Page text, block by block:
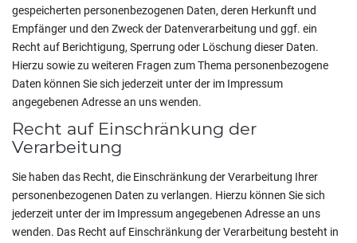
gespeicherten personenbezogenen Daten, deren Herkunft und
Empfänger und den Zweck der Datenverarbeitung und ggf. ein
Recht auf Berichtigung, Sperrung oder Löschung dieser Daten.
Hierzu sowie zu weiteren Fragen zum Thema personenbezogene
Daten können Sie sich jederzeit unter der im Impressum
angegebenen Adresse an uns wenden.
Recht auf Einschränkung der
Verarbeitung
Sie haben das Recht, die Einschränkung der Verarbeitung Ihrer
personenbezogenen Daten zu verlangen. Hierzu können Sie sich
jederzeit unter der im Impressum angegebenen Adresse an uns
wenden. Das Recht auf Einschränkung der Verarbeitung besteht in